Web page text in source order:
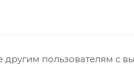
другим пользователям с